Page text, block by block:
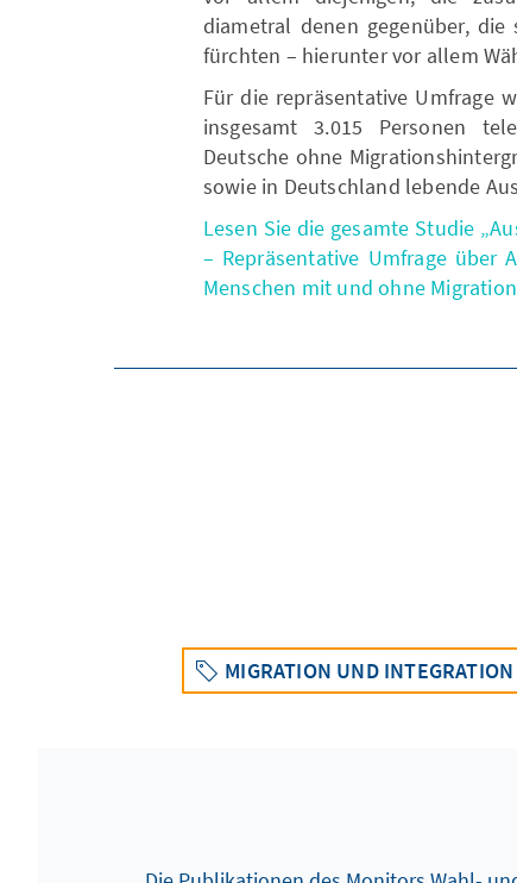
diametral denen gegenüber,
fürchten – hierunter vor allem
Für die repräsentative Umfrage
insgesamt 3.015 Personen
Deutsche ohne
sowie in Deutschland lebende
Lesen Sie die gesamte Studie
– Repräsentative Umfrage über
Menschen mit und ohne
MIGRATION UND INTEGRATION